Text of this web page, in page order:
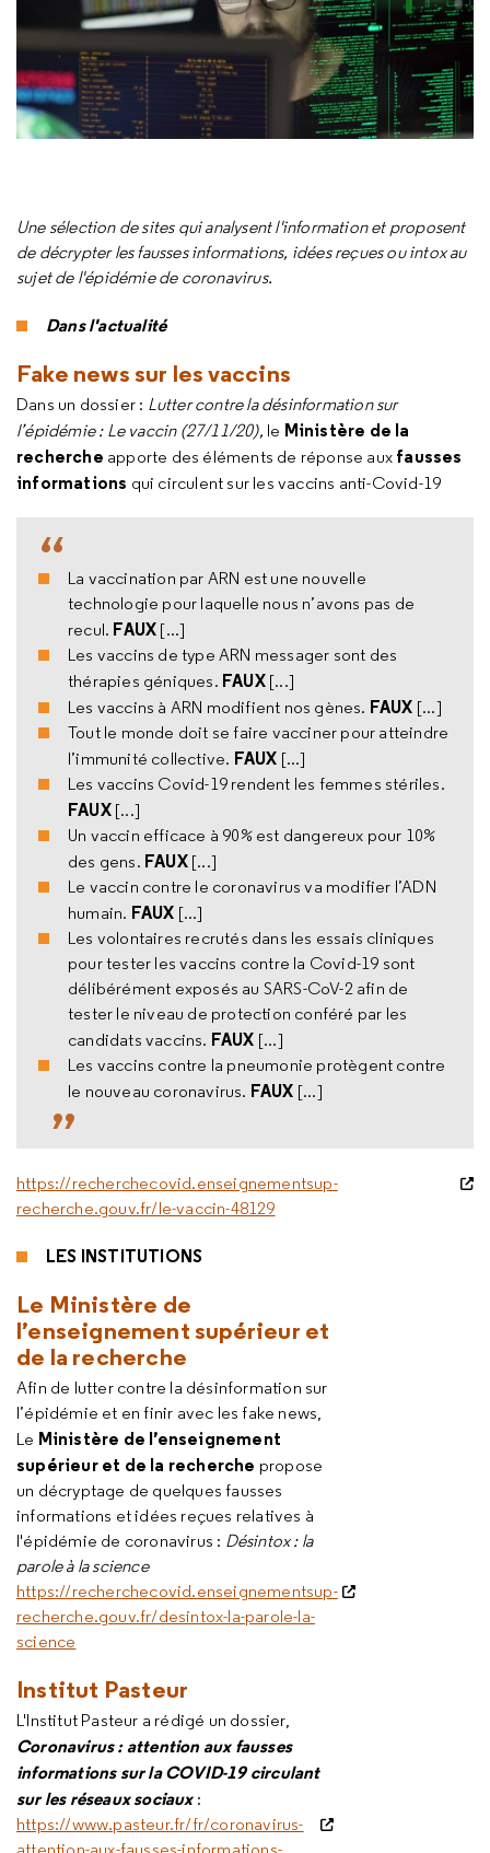
Une sélection de sites qui analysent l'information et proposent
de décrypter les fausses informations, idées reçues ou intox au
sujet de l'épidémie de coronavirus.
Dans l'actualité
Fake news sur les vaccins
Dans un dossier : Lutter contre la désinformation sur
l’épidémie : Le vaccin (27/11/20), le Ministère de la
recherche apporte des éléments de réponse aux fausses
informations qui circulent sur les vaccins anti-Covid-19
La vaccination par ARN est une nouvelle
technologie pour laquelle nous n’avons pas de
recul. FAUX [...]
Les vaccins de type ARN messager sont des
thérapies géniques. FAUX [...]
Les vaccins à ARN modifient nos gènes. FAUX [...]
Tout le monde doit se faire vacciner pour atteindre
l’immunité collective. FAUX [...]
Les vaccins Covid-19 rendent les femmes stériles.
FAUX[...]
Un vaccin efficace à 90% est dangereux pour 10%
des gens. FAUX[...]
Le vaccin contre le coronavirus va modifier l’ADN
humain. FAUX [...]
Les volontaires recrutés dans les essais cliniques
pour tester les vaccins contre la Covid-19 sont
délibérément exposés au SARS-CoV-2 afin de
tester le niveau de protection conféré par les
candidats vaccins. FAUX [...]
Les vaccins contre la pneumonie protègent contre
le nouveau coronavirus. FAUX [...]
https://recherchecovid.enseignementsup-
recherche.gouv.fr/le-vaccin-48129
LES INSTITUTIONS
Le Ministère de
l’enseignement supérieur et
de la recherche
Afin de lutter contre la désinformation sur
l’épidémie et en finir avec les fake news,
Le Ministère de l’enseignement
supérieur et de la recherche propose
un décryptage de quelques fausses
informations et idées reçues relatives à
l'épidémie de coronavirus : Désintox : la
parole à la science
https://recherchecovid.enseignementsup-
recherche.gouv.fr/desintox-la-parole-la-
science
Institut Pasteur
L'Institut Pasteur a rédigé un dossier,
Coronavirus : attention aux fausses
informations sur la COVID-19 circulant
sur les réseaux sociaux :
https://www.pasteur.fr/fr/coronavirus-